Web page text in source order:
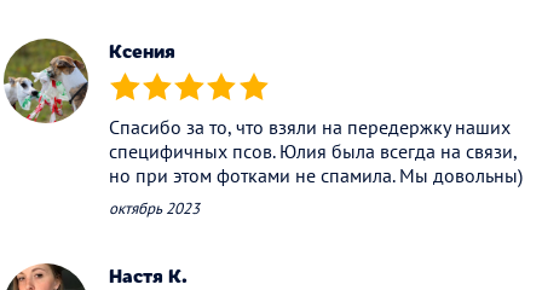
Ксения
(*) (*) (*) (*) (*)
Спасибо за то, что взяли на передержку наших
специфичных псов. Юлия была всегда на связи,
но при этом фотками не спамила. Мы довольны)
октябрь 2023
Настя К.